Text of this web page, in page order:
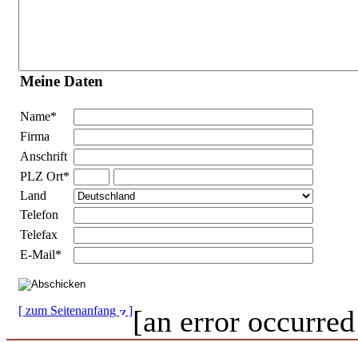
Meine Daten
Name*
Firma
Anschrift
PLZ Ort*
Land
Telefon
Telefax
E-Mail*
[an error
[ zum Seitenanfang ]